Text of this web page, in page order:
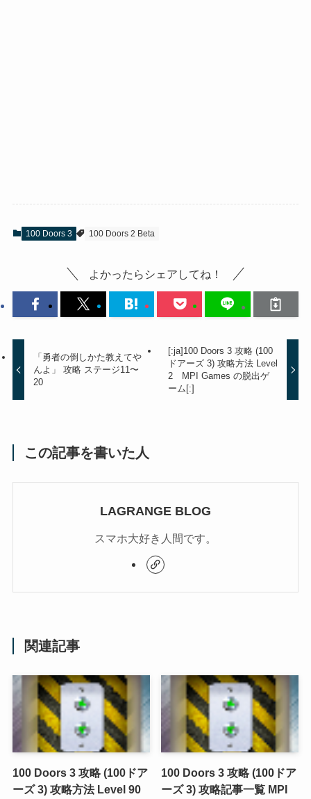
100 Doors 3 100 Doors 2 Beta
よかったらシェアしてね！
「勇者の倒しかた教えてや
んよ」 攻略 ステージ11〜
20
[:ja]100 Doors 3 攻略 (100
ドアーズ 3) 攻略方法 Level
2 MPI Games の脱出ゲ
ーム[:]
この記事を書いた人
LAGRANGE BLOG
スマホ大好き人間です。
関連記事
100 Doors 3 攻略 (100ドア
ーズ 3) 攻略方法 Level 90
100 Doors 3 攻略 (100ドア
ーズ 3) 攻略記事一覧 MPI